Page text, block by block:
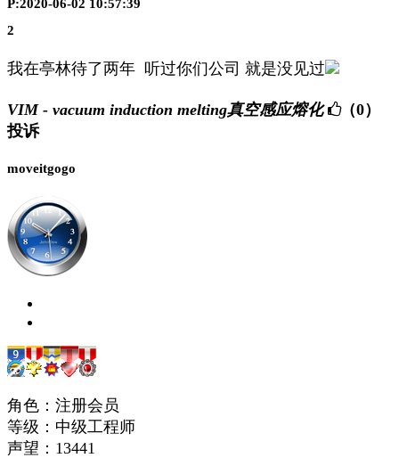
P:2020-06-02 10:57:39
2
我在亭林待了两年 听过你们公司 就是没见过
VIM - vacuum induction melting真空感应熔化
（0）
投诉
moveitgogo
角色：注册会员
等级：中级工程师
声望： 13441